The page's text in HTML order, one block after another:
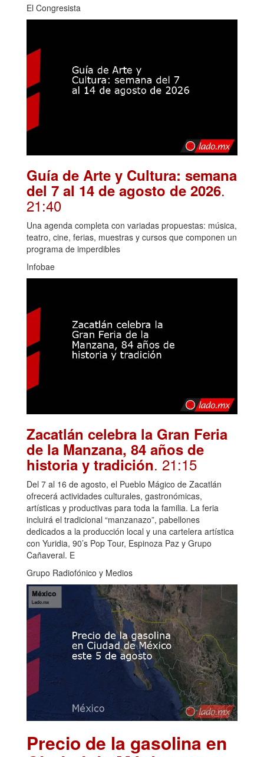
El Congresista
Guía de Arte y Cultura: semana
del 7 al 14 de agosto de 2026.
21:40
Una agenda completa con variadas propuestas: música,
teatro, cine, ferias, muestras y cursos que componen un
programa de imperdibles
Infobae
Zacatlán celebra la Gran Feria
de la Manzana, 84 años de
historia y tradición. 21:15
Del 7 al 16 de agosto, el Pueblo Mágico de Zacatlán
ofrecerá actividades culturales, gastronómicas,
artísticas y productivas para toda la familia. La feria
incluirá el tradicional “manzanazo”, pabellones
dedicados a la producción local y una cartelera artística
con Yuridia, 90’s Pop Tour, Espinoza Paz y Grupo
Cañaveral. E
Grupo Radiofónico y Medios
Precio de la gasolina en